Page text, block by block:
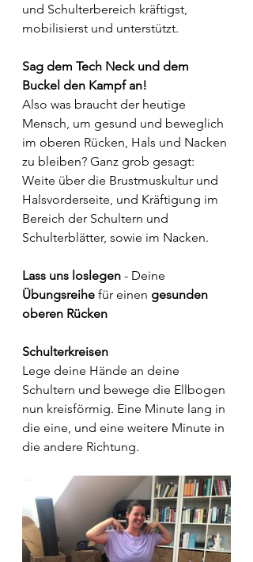
und Schulterbereich kräftigst,
mobilisierst und unterstützt.
Sag dem Tech Neck und dem
Buckel den Kampf an!
Also was braucht der heutige
Mensch, um gesund und beweglich
im oberen Rücken, Hals und Nacken
zu bleiben? Ganz grob gesagt:
Weite über die Brustmuskultur und
Halsvorderseite, und Kräftigung im
Bereich der Schultern und
Schulterblätter, sowie im Nacken.
Lass uns loslegen - Deine
Übungsreihe für einen gesunden
oberen Rücken
Schulterkreisen
Lege deine Hände an deine
Schultern und bewege die Ellbogen
nun kreisförmig. Eine Minute lang in
die eine, und eine weitere Minute in
die andere Richtung.